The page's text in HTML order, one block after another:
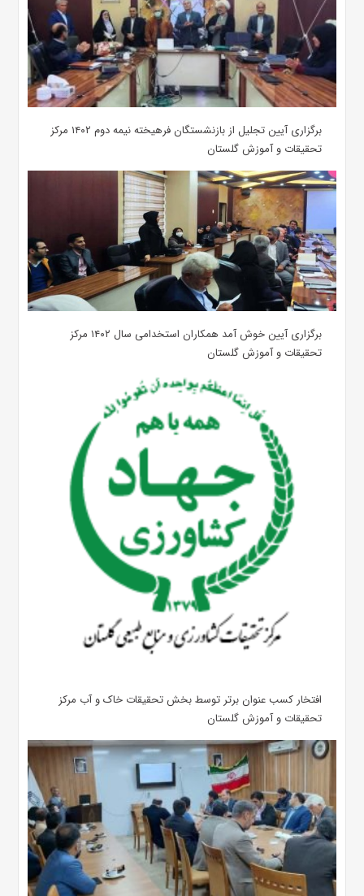
برگزاری آیین تجلیل از بازنشستگان فرهیخته نیمه دوم ۱۴۰۲ مرکز
تحقیقات و آموزش گلستان
برگزاری آیین خوش آمد همکاران استخدامی سال ۱۴۰۲ مرکز
تحقیقات و آموزش گلستان
افتخار کسب عنوان برتر توسط بخش تحقیقات خاک و آب مرکز
تحقیقات و آموزش گلستان